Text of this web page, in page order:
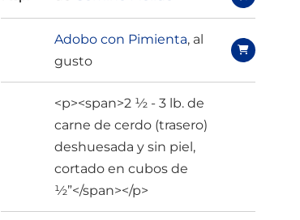
Adobo con Pimienta, al
gusto
<p><span>2 ½ - 3 lb. de
carne de cerdo (trasero)
deshuesada y sin piel,
cortado en cubos de
½”</span></p>